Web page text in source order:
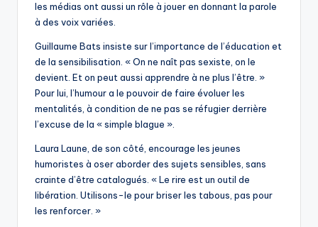
les médias ont aussi un rôle à jouer en donnant la parole
à des voix variées.
Guillaume Bats insiste sur l’importance de l’éducation et
de la sensibilisation. « On ne naît pas sexiste, on le
devient. Et on peut aussi apprendre à ne plus l’être. »
Pour lui, l’humour a le pouvoir de faire évoluer les
mentalités, à condition de ne pas se réfugier derrière
l’excuse de la « simple blague ».
Laura Laune, de son côté, encourage les jeunes
humoristes à oser aborder des sujets sensibles, sans
crainte d’être catalogués. « Le rire est un outil de
libération. Utilisons-le pour briser les tabous, pas pour
les renforcer. »